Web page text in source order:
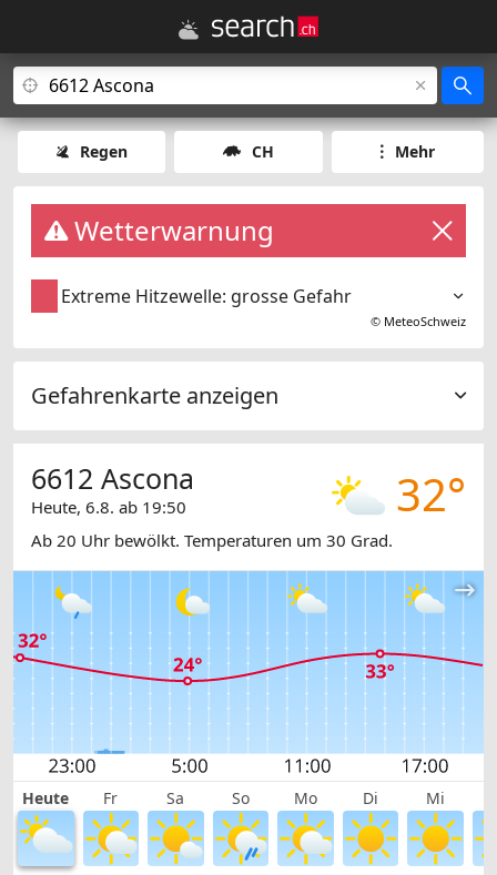
Regen CH Mehr
Wetterwarnung
Extreme Hitzewelle: grosse Gefahr
© MeteoSchweiz
Gefahrenkarte anzeigen
32°
6612 Ascona
Heute, 6.8. ab 19:50
Ab 20 Uhr bewölkt. Temperaturen um 30 Grad.
Heute Fr Sa So Mo Di Mi